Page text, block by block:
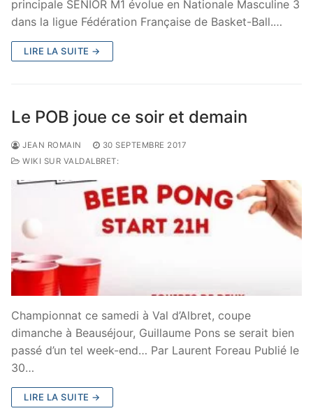
principale SENIOR M1 évolue en Nationale Masculine 3
dans la ligue Fédération Française de Basket-Ball.…
LIRE LA SUITE →
Le POB joue ce soir et demain
JEAN ROMAIN
30 SEPTEMBRE 2017
WIKI SUR VALDALBRET:
Championnat ce samedi à Val d’Albret, coupe
dimanche à Beauséjour, Guillaume Pons se serait bien
passé d’un tel week-end… Par Laurent Foreau Publié le
30…
LIRE LA SUITE →